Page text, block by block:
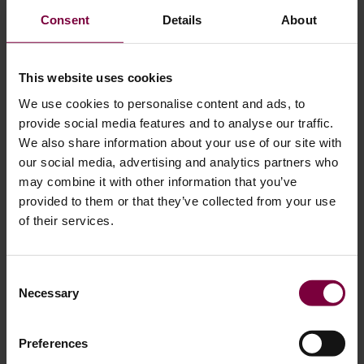
Consent Details About
This website uses cookies
We use cookies to personalise content and ads, to
provide social media features and to analyse our traffic.
We also share information about your use of our site with
our social media, advertising and analytics partners who
may combine it with other information that you’ve
provided to them or that they’ve collected from your use
of their services.
Selection
Necessary
Preferences
23 Şubat 2024
Şu anda alüminyum, dünyadaki doğrudan endüstriyel CO2
emisyonlarının 3%'sini oluşturuyor! Tahminlere göre,
2050 yılına kadar 2017 rakamlarına kıyasla 55% artması